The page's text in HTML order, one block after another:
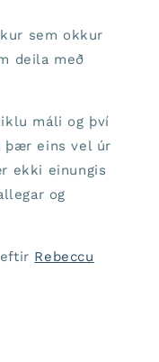
sem okkur
deila með
máli og því
þær eins vel úr
ekki einungis
og
Rebeccu